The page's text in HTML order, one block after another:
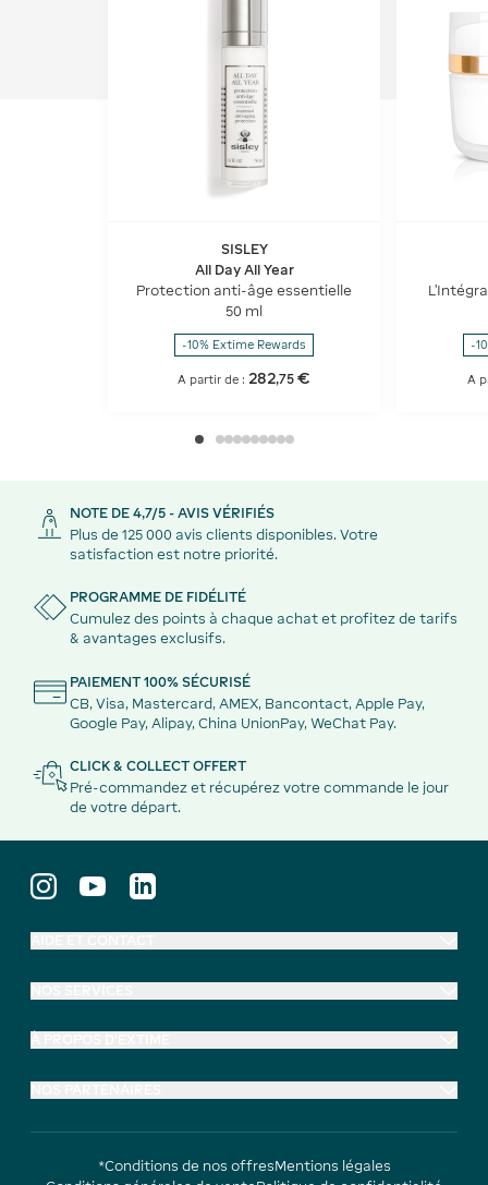
SISLEY
All Day All Year
Protection anti-âge essentielle
50 ml
-10% Extime Rewards
A partir de : 282,75 €
-
A
NOTE DE 4,7/5 - AVIS VÉRIFIÉS
Plus de 125 000 avis clients disponibles. Votre
satisfaction est notre priorité.
PROGRAMME DE FIDÉLITÉ
Cumulez des points à chaque achat et profitez de tarifs
& avantages exclusifs.
PAIEMENT 100% SÉCURISÉ
CB, Visa, Mastercard, AMEX, Bancontact, Apple Pay,
Google Pay, Alipay, China UnionPay, WeChat Pay.
CLICK & COLLECT OFFERT
Pré-commandez et récupérez votre commande le jour
de votre départ.
*Conditions de nos offresMentions légales